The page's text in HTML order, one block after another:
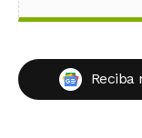
Reciba